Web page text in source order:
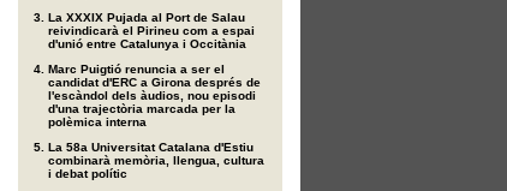
La XXXIX Pujada al Port de Salau
reivindicarà el Pirineu com a espai
d'unió entre Catalunya i Occitània
Marc Puigtió renuncia a ser el
candidat d'ERC a Girona després de
l'escàndol dels àudios, nou episodi
d'una trajectòria marcada per la
polèmica interna
La 58a Universitat Catalana d'Estiu
combinarà memòria, llengua, cultura
i debat polític